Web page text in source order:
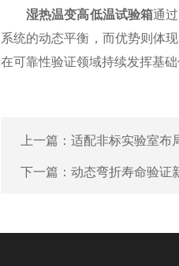
湿热温变高低温试验箱通
系统的动态平衡，而优势则体
在可靠性验证领域持续发挥基础
上一篇： 适配非标实验室布
下一篇： 动态弯折寿命验证